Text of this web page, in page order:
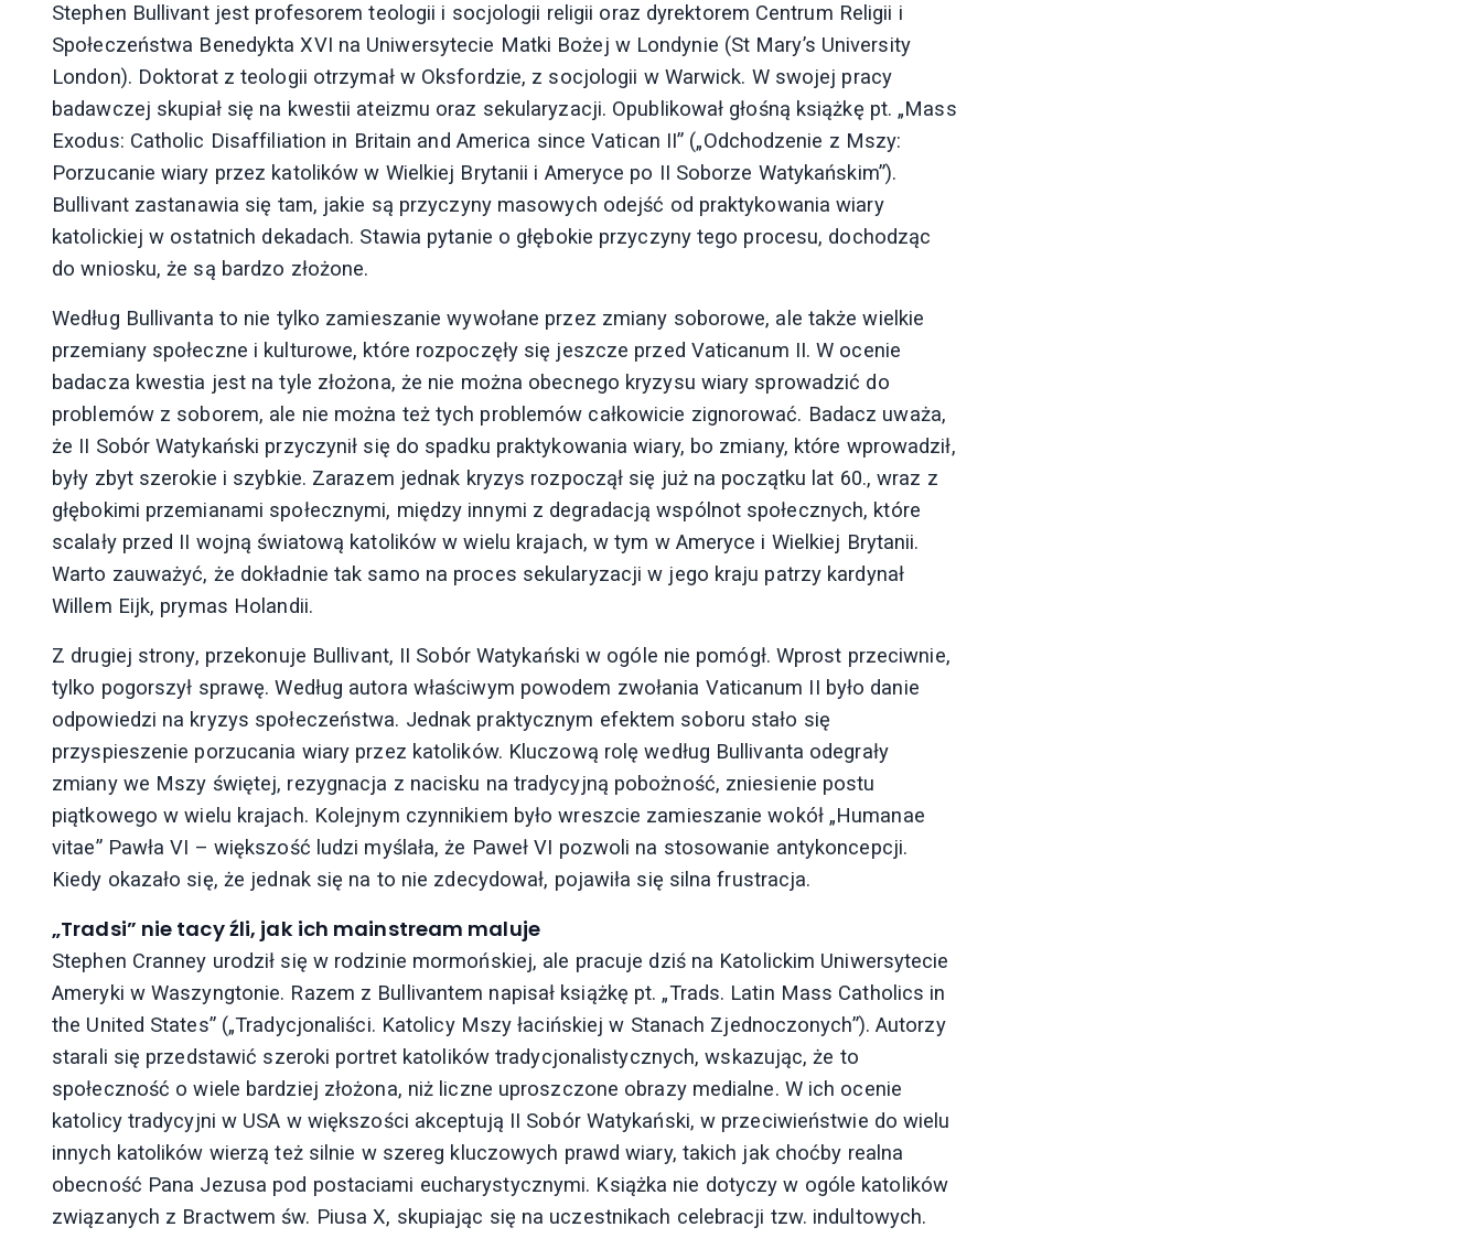
Stephen Bullivant jest profesorem teologii i socjologii religii oraz dyrektorem Centrum Religii i
Społeczeństwa Benedykta XVI na Uniwersytecie Matki Bożej w Londynie (St Mary’s University
London). Doktorat z teologii otrzymał w Oksfordzie, z socjologii w Warwick. W swojej pracy
badawczej skupiał się na kwestii ateizmu oraz sekularyzacji. Opublikował głośną książkę pt. „Mass
Exodus: Catholic Disaffiliation in Britain and America since Vatican II” („Odchodzenie z Mszy:
Porzucanie wiary przez katolików w Wielkiej Brytanii i Ameryce po II Soborze Watykańskim”).
Bullivant zastanawia się tam, jakie są przyczyny masowych odejść od praktykowania wiary
katolickiej w ostatnich dekadach. Stawia pytanie o głębokie przyczyny tego procesu, dochodząc
do wniosku, że są bardzo złożone.
Według Bullivanta to nie tylko zamieszanie wywołane przez zmiany soborowe, ale także wielkie
przemiany społeczne i kulturowe, które rozpoczęły się jeszcze przed Vaticanum II. W ocenie
badacza kwestia jest na tyle złożona, że nie można obecnego kryzysu wiary sprowadzić do
problemów z soborem, ale nie można też tych problemów całkowicie zignorować. Badacz uważa,
że II Sobór Watykański przyczynił się do spadku praktykowania wiary, bo zmiany, które wprowadził,
były zbyt szerokie i szybkie. Zarazem jednak kryzys rozpoczął się już na początku lat 60., wraz z
głębokimi przemianami społecznymi, między innymi z degradacją wspólnot społecznych, które
scalały przed II wojną światową katolików w wielu krajach, w tym w Ameryce i Wielkiej Brytanii.
Warto zauważyć, że dokładnie tak samo na proces sekularyzacji w jego kraju patrzy kardynał
Willem Eijk, prymas Holandii.
Z drugiej strony, przekonuje Bullivant, II Sobór Watykański w ogóle nie pomógł. Wprost przeciwnie,
tylko pogorszył sprawę. Według autora właściwym powodem zwołania Vaticanum II było danie
odpowiedzi na kryzys społeczeństwa. Jednak praktycznym efektem soboru stało się
przyspieszenie porzucania wiary przez katolików. Kluczową rolę według Bullivanta odegrały
zmiany we Mszy świętej, rezygnacja z nacisku na tradycyjną pobożność, zniesienie postu
piątkowego w wielu krajach. Kolejnym czynnikiem było wreszcie zamieszanie wokół „Humanae
vitae” Pawła VI – większość ludzi myślała, że Paweł VI pozwoli na stosowanie antykoncepcji.
Kiedy okazało się, że jednak się na to nie zdecydował, pojawiła się silna frustracja.
„Tradsi” nie tacy źli, jak ich mainstream maluje
Stephen Cranney urodził się w rodzinie mormońskiej, ale pracuje dziś na Katolickim Uniwersytecie
Ameryki w Waszyngtonie. Razem z Bullivantem napisał książkę pt. „Trads. Latin Mass Catholics in
the United States” („Tradycjonaliści. Katolicy Mszy łacińskiej w Stanach Zjednoczonych”). Autorzy
starali się przedstawić szeroki portret katolików tradycjonalistycznych, wskazując, że to
społeczność o wiele bardziej złożona, niż liczne uproszczone obrazy medialne. W ich ocenie
katolicy tradycyjni w USA w większości akceptują II Sobór Watykański, w przeciwieństwie do wielu
innych katolików wierzą też silnie w szereg kluczowych prawd wiary, takich jak choćby realna
obecność Pana Jezusa pod postaciami eucharystycznymi. Książka nie dotyczy w ogóle katolików
związanych z Bractwem św. Piusa X, skupiając się na uczestnikach celebracji tzw. indultowych.